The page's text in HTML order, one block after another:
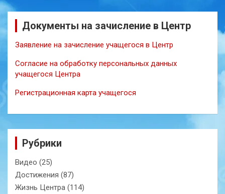
Документы на зачисление в Центр
Заявление на зачисление учащегося в Центр
Согласие на обработку персональных данных
учащегося Центра
Регистрационная карта учащегося
Рубрики
Видео (25)
Достижения (87)
Жизнь Центра (114)